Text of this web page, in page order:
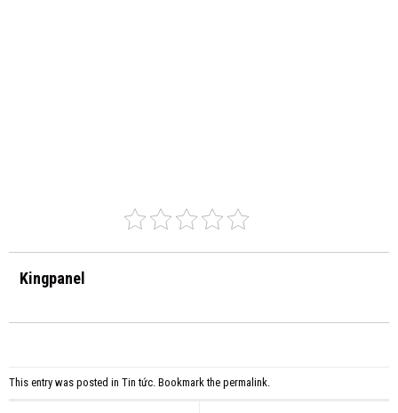
Kingpanel
This entry was posted in Tin tức. Bookmark the permalink.